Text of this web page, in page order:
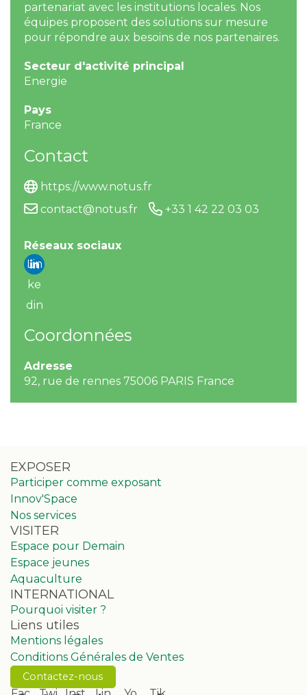
partenariat avec les institutions locales. Nos
équipes proposent des solutions sur mesure
pour répondre aux besoins de nos partenaires.
Secteur d'activité principal
Energie
Pays
France
Contact
https://www.notus.fr
contact@notus.fr
+33 1 42 22 03 03
Réseaux sociaux
Lin
ke
din
Coordonnées
Adresse
92, rue de rennes 75006 PARIS France
EXPOSER
Participer comme exposant
Innov'Space
Nos services
VISITER
Espace pour Demain
Espace jeunes
Aquaculture
INTERNATIONAL
Pourquoi visiter ?
Liens utiles
Mentions légales
Conditions Générales de Ventes
Contactez-nous